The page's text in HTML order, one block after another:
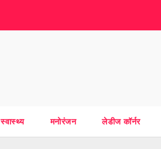
स्वास्थ्य मनोरंजन लेडीज कॉर्नर